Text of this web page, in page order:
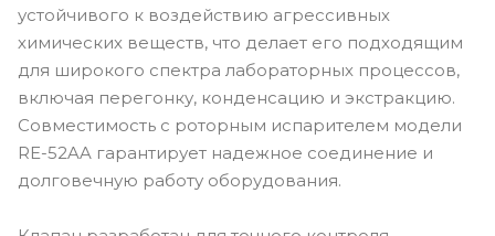
устойчивого к воздействию агрессивных
химических веществ, что делает его подходящим
для широкого спектра лабораторных процессов,
включая перегонку, конденсацию и экстракцию.
Совместимость с роторным испарителем модели
RE-52AA гарантирует надежное соединение и
долговечную работу оборудования.